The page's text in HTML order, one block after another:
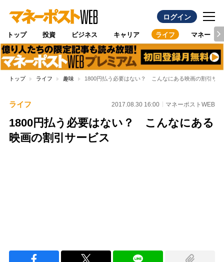
ログイン
トップ 投資 ビジネス キャリア ライフ マネー
トップ ライフ 趣味 1800円払う必要はない？ こんなにある映画の割引サー
ライフ 2017.08.30 16:00 マネーポストWEB
1800円払う必要はない？ こんなにある
映画の割引サービス